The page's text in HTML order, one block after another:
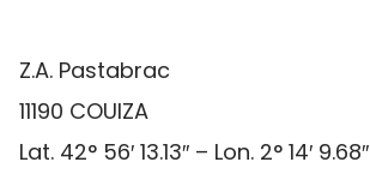
Z.A. Pastabrac
11190 COUIZA
Lat. 42° 56′ 13.13″ – Lon. 2° 14′ 9.68″